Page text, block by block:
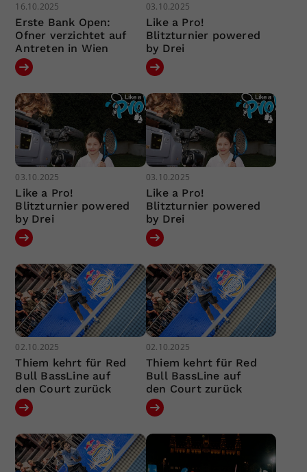
16.10.2025
Erste Bank Open:
Ofner verzichtet auf
Antreten in Wien
03.10.2025
Like a Pro!
Blitzturnier powered
by Drei
03.10.2025
Like a Pro!
Blitzturnier powered
by Drei
03.10.2025
Like a Pro!
Blitzturnier powered
by Drei
02.10.2025
Thiem kehrt für Red
Bull BassLine auf
den Court zurück
02.10.2025
Thiem kehrt für Red
Bull BassLine auf
den Court zurück